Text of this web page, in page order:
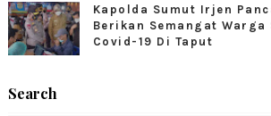
Kapolda Sumut Irjen
Berikan Semangat Warga
Covid-19 Di Taput
Search